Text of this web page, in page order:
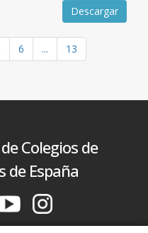
Descargar
6 ... 13
de Colegios de
de España